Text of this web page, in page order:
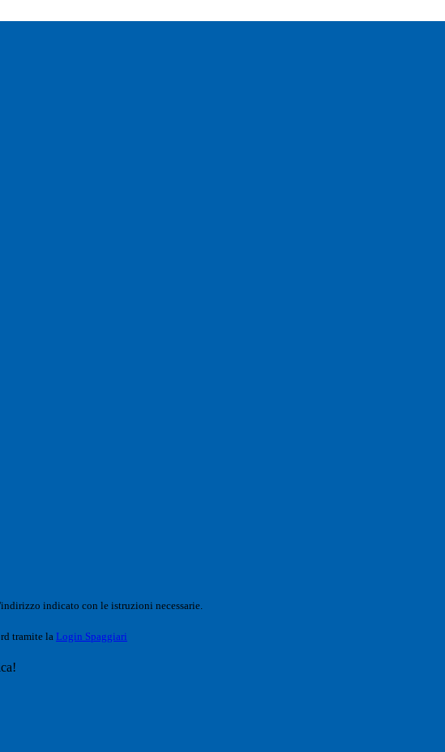
indicato con le istruzioni necessarie.
tramite la Login Spaggiari